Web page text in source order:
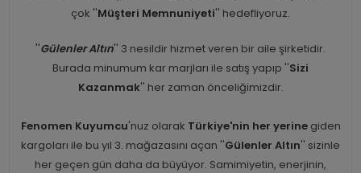
çok ''Müşteri Memnuniyeti'' hedefliyoruz.
''Gülenler Altın'' 3 nesildir hizmet veren bir aile şirketidir.
Burada minumum kar marjları ile satış yapıp ''Sizi
Kazanmak'' her zaman önceliğimizdir.
Fenomen Kuyumcu'nuz olarak Türkiye'nin her yerinegiden
kargoları ile bu yıl 3. mağazasını açan ''Gülenler Altın'' sizinle
her geçen gün daha da büyüyor. Samimiyetin, enerjinin,